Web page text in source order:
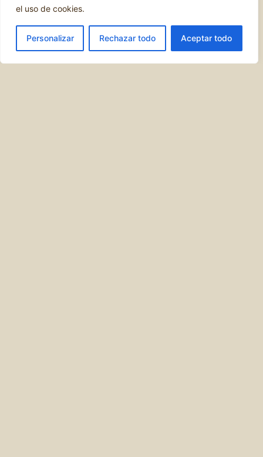
el uso de cookies.
Personalizar Rechazar todo Aceptar todo
entre técnica y entrenamiento de alto
rendimiento, todo en nuestras
instalaciones premium.